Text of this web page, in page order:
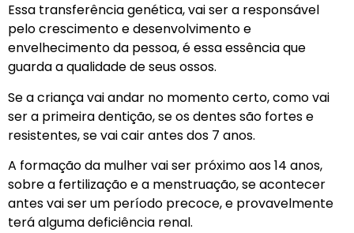
Essa transferência genética, vai ser a responsável
pelo crescimento e desenvolvimento e
envelhecimento da pessoa, é essa essência que
guarda a qualidade de seus ossos.
Se a criança vai andar no momento certo, como vai
ser a primeira dentição, se os dentes são fortes e
resistentes, se vai cair antes dos 7 anos.
A formação da mulher vai ser próximo aos 14 anos,
sobre a fertilização e a menstruação, se acontecer
antes vai ser um período precoce, e provavelmente
terá alguma deficiência renal.